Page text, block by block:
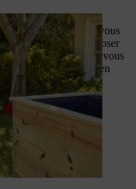
des fondations que vous
vous pouvez le déposer
à un peu de terre. Si vous
fera très bien